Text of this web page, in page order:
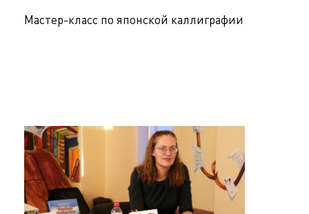
Мастер-класс по японской каллиграфии